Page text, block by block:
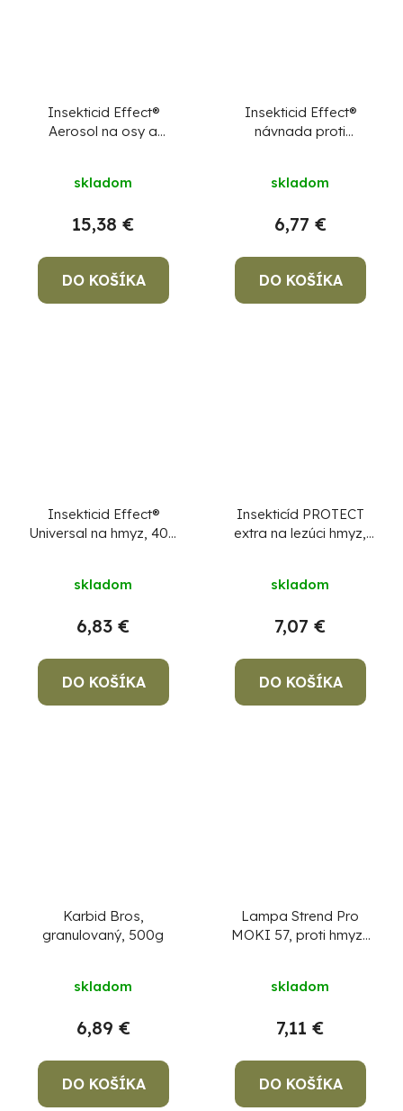
Insekticid Effect®
Aerosol na osy a
skladom
15,38 €
DO KOŠÍKA
Insekticid Effect®
návnada proti
skladom
6,77 €
DO KOŠÍKA
Insekticid Effect®
Universal na hmyz, 400
skladom
6,83 €
DO KOŠÍKA
Insekticíd PROTECT
extra na lezúci hmyz,
skladom
7,07 €
DO KOŠÍKA
Karbid Bros,
granulovaný, 500g
skladom
6,89 €
DO KOŠÍKA
Lampa Strend Pro
MOKI 57, proti hmyzu
cm, AA
skladom
7,11 €
DO KOŠÍKA